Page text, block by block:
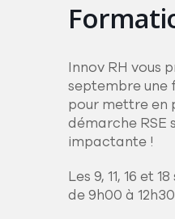
Innov RH vous
septembre une
pour mettre en
démarche RSE
impactante !
Les 9, 11, 16 et
de 9h00 à